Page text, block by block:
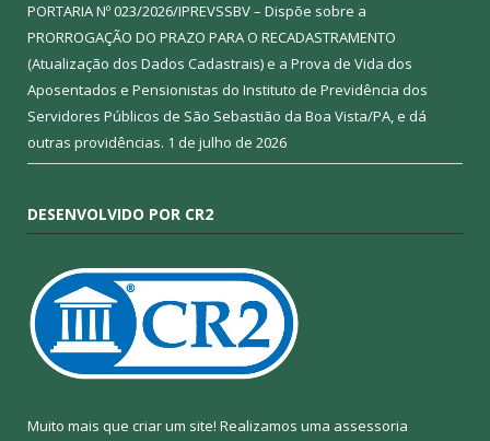
PORTARIA Nº 023/2026/IPREVSSBV – Dispõe sobre a
PRORROGAÇÃO DO PRAZO PARA O RECADASTRAMENTO
(Atualização dos Dados Cadastrais) e a Prova de Vida dos
Aposentados e Pensionistas do Instituto de Previdência dos
Servidores Públicos de São Sebastião da Boa Vista/PA, e dá
outras providências. 1 de julho de 2026
DESENVOLVIDO POR CR2
Muito mais que criar um site! Realizamos uma assessoria